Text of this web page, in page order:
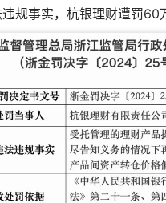
规事实，杭银理财遭罚60